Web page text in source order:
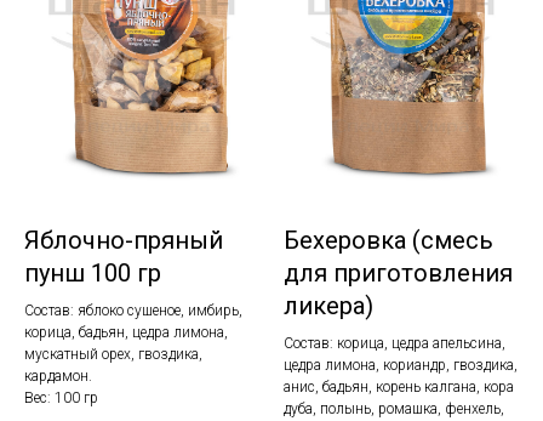
Яблочно-пряный
пунш 100 гр
Состав: яблоко сушеное, имбирь,
корица, бадьян, цедра лимона,
мускатный орех, гвоздика,
кардамон.
Вес: 100 гр
Бехеровка (смесь
для приготовления
ликера)
Состав: корица, цедра апельсина,
цедра лимона, кориандр, гвоздика,
анис, бадьян, корень калгана, кора
дуба, полынь, ромашка, фенхель,